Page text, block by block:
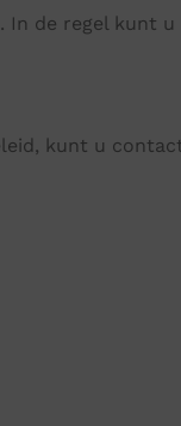
de regel kunt
kunt u